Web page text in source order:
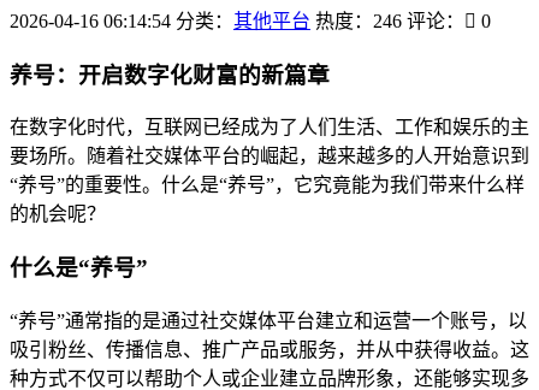
2026-04-16 06:14:54 分类： 其他平台 热度：246 评论： 0
养号：开启数字化财富的新篇章
在数字化时代，互联网已经成为了人们生活、工作和娱乐的主
要场所。随着社交媒体平台的崛起，越来越多的人开始意识到
“养号”的重要性。什么是“养号”，它究竟能为我们带来什么样
的机会呢？
什么是“养号”
“养号”通常指的是通过社交媒体平台建立和运营一个账号，以
吸引粉丝、传播信息、推广产品或服务，并从中获得收益。这
种方式不仅可以帮助个人或企业建立品牌形象，还能够实现多